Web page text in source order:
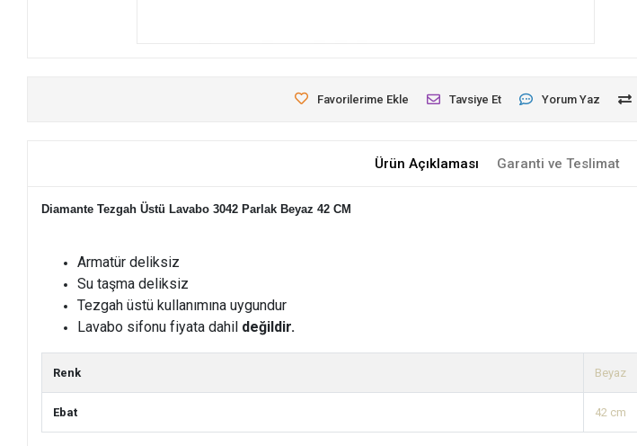
Favorilerime Ekle Tavsiye Et Yorum Yaz
Ürün Açıklaması Garanti ve Teslimat
Diamante Tezgah Üstü Lavabo 3042 Parlak Beyaz 42 CM
Armatür deliksiz
Su taşma deliksiz
Tezgah üstü kullanımına uygundur
Lavabo sifonu fiyata dahil değildir.
Renk Beyaz
Ebat 42 cm